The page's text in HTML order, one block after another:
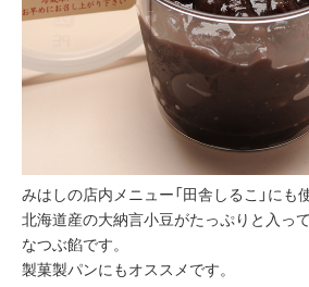
みはしの店内メニュー「田舎しるこ」にも
北海道産の大納言小豆がたっぷりと入っ
なつぶ餡です。
製菓製パンにもオススメです。